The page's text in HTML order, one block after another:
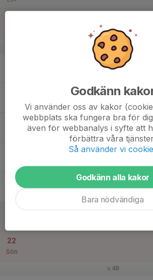
v.47
20
22
Sön
v.48
Godkänn
Vi använder oss av kakor
webbplats ska fungera bra för
även för webbanalys i syfte att
förbättra våra
Så använder vi
Godkänn alla kakor
Bara nödvändiga